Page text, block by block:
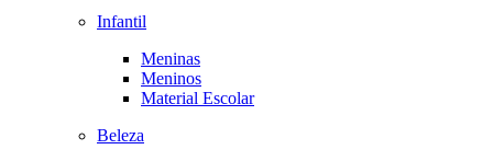
Infantil
Meninas
Meninos
Material Escolar
Beleza